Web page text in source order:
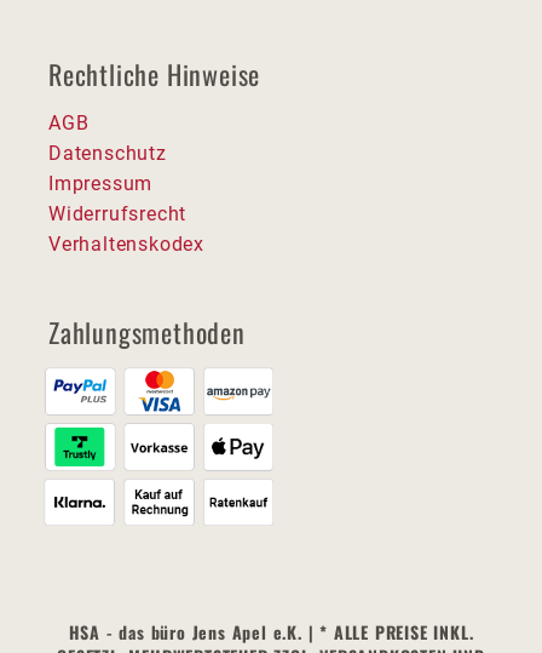
Rechtliche Hinweise
AGB
Datenschutz
Impressum
Widerrufsrecht
Verhaltenskodex
Zahlungsmethoden
HSA - das büro Jens Apel e.K. | * ALLE PREISE INKL.